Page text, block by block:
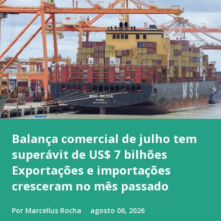
Balança comercial de julho tem
superávit de US$ 7 bilhões
Exportações e importações
cresceram no mês passado
Por Marcellus Rocha agosto 06, 2026